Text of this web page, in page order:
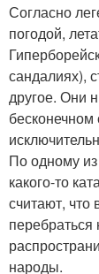
Согласно
погодой,
сандалиях),
другое. Они
По одному
какого-то
считают,
народы.